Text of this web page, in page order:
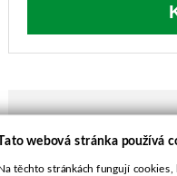
POPIS ZBOŽÍ
webová stránka používá
těchto stránkách fungují